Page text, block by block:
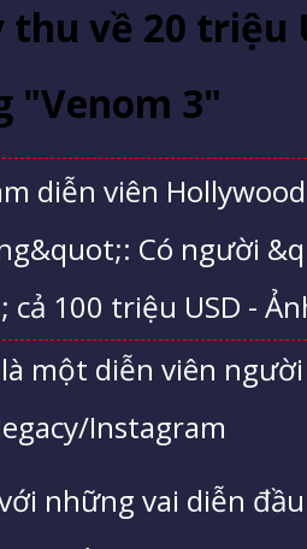
thu về 20 triệu
"Venom 3"
một diễn viên
Instagram
những vai diễn